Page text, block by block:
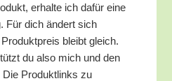
erhal­te ich dafür eine
Für dich ändert sich
bleibt gleich.
du also mich und den
Die Pro­dukt­links zu